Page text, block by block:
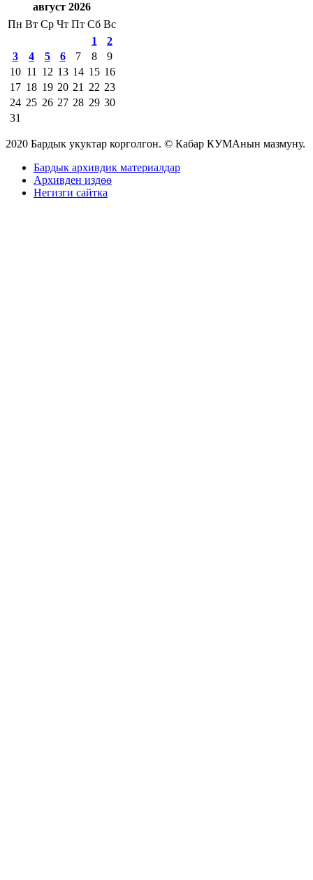
август 2026
Пн Вт Ср Чт Пт Сб Вс
1
2
3
4 5 6 7 8
9
10 11 12 13 14 15 16
17 18 19 20 21 22 23
24 25 26 27 28 29 30
31
2020 Бардык укуктар корголгон. © Кабар КУМАнын мазмуну.
Бардык архивдик материалдар
Архивден издөө
Негизги сайтка